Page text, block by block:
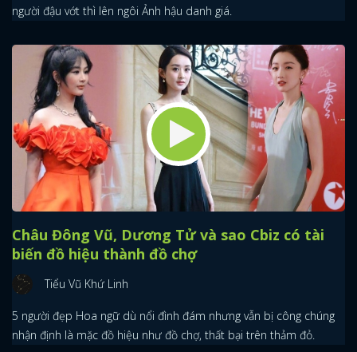
người đậu vớt thì lên ngôi Ảnh hậu danh giá.
Châu Đông Vũ, Dương Tử và sao Cbiz có tài
biến đồ hiệu thành đồ chợ
Tiểu Vũ Khứ Linh
5 người đẹp Hoa ngữ dù nổi đình đám nhưng vẫn bị công chúng
nhận định là mặc đồ hiệu như đồ chợ, thất bại trên thảm đỏ.